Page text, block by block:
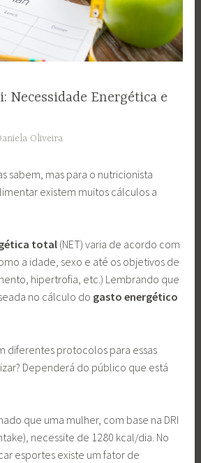
Energética e
Oliveira
sabem, mas para o nutricionista
existem muitos cálculos a
total(NET) varia de acordo com
a idade, sexo e até os objetivos de
hipertrofia, etc.) Lembrando que
no cálculo do gasto energético
diferentes protocolos para essas
Dependerá do público que está
que uma mulher, com base na DRI
necessite de 1280 kcal/dia. No
esportes existe um fator de